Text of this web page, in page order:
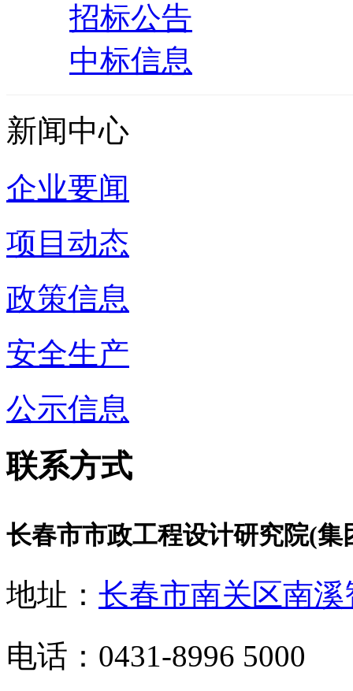
招标公告
中标信息
新闻中心
企业要闻
项目动态
政策信息
安全生产
公示信息
联系方式
长春市市政工程设计研究院(集
地址： 长春市南关区南
电话：0431-8996 5000